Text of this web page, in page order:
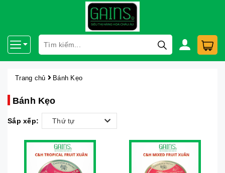
Trang chủ Bánh Kẹo
Bánh Kẹo
Sắp xếp: Thứ tự